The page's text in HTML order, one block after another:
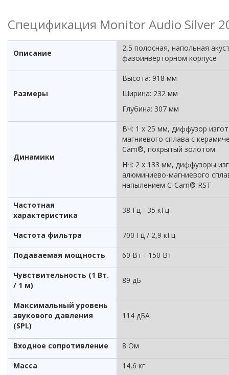
Спецификация Monitor Audio Silver
Описание
2,5 полосная, напольная
фазоинверторном корпусе
Размеры
Высота: 918 мм
Ширина: 232 мм
Глубина: 307 мм
Динамики
ВЧ: 1 х 25 мм, диффузор
магниевого сплава с
Cam®, покрытый золотом
НЧ: 2 х 133 мм, диффузоры
алюминиево-магниевого
напылением C-Cam® RST
Частотная
характеристика
38 Гц - 35 кГц
Частота фильтра 700 Гц / 2,9 кГц
Подаваемая мощность 60 Вт - 150 Вт
Чувствительность (1 Вт.
/ 1 м)
89 дБ
Максимальный уровень
звукового давления
(SPL)
114 дБА
Входное сопротивление 8 Ом
Масса 14,6 кг